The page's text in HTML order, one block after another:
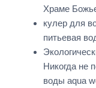
Храме
кулер для
питьевая
Никогда не
воды aqua